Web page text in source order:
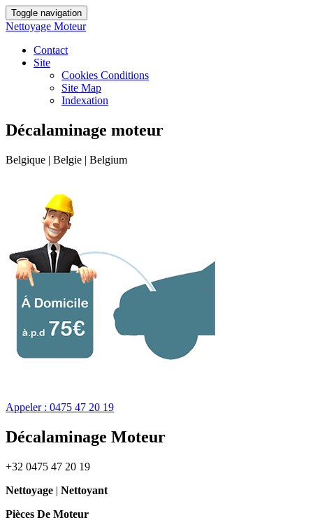
Toggle navigation
Nettoyage Moteur
Contact
Site
Cookies Conditions
Site Map
Indexation
Décalaminage moteur
Belgique | Belgie | Belgium
Appeler : 0475 47 20 19
Décalaminage Moteur
+32 0475 47 20 19
Nettoyage | Nettoyant
Pièces De Moteur